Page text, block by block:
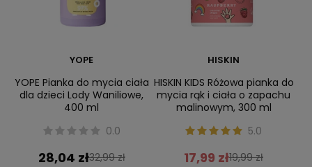
YOPE
YOPE Pianka do mycia ciała
dla dzieci Lody Waniliowe,
400 ml
0.0
28,04 zł32,99 zł
HISKIN
HISKIN KIDS Różowa pianka do
mycia rąk i ciała o zapachu
malinowym, 300 ml
5.0
17,99 zł19,99 zł